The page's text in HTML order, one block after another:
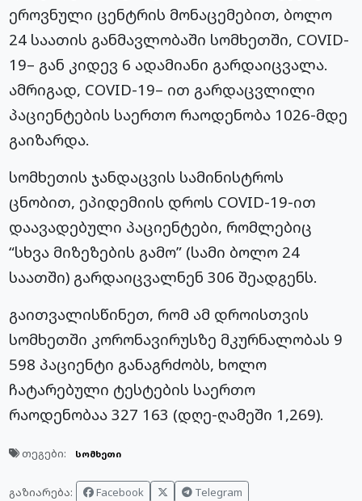
ეროვნული ცენტრის მონაცემებით, ბოლო
24 საათის განმავლობაში სომხეთში, COVID-
19– გან კიდევ 6 ადამიანი გარდაიცვალა.
ამრიგად, COVID-19– ით გარდაცვლილი
პაციენტების საერთო რაოდენობა 1026-მდე
გაიზარდა.
სომხეთის ჯანდაცვის სამინისტროს
ცნობით, ეპიდემიის დროს COVID-19-ით
დაავადებული პაციენტები, რომლებიც
“სხვა მიზეზების გამო” (სამი ბოლო 24
საათში) გარდაიცვალნენ 306 შეადგენს.
გაითვალისწინეთ, რომ ამ დროისთვის
სომხეთში კორონავირუსზე მკურნალობას 9
598 პაციენტი განაგრძობს, ხოლო
ჩატარებული ტესტების საერთო
რაოდენობაა 327 163 (დღე-ღამეში 1,269).
თეგები: სომხეთი
გაზიარება: Facebook Telegram